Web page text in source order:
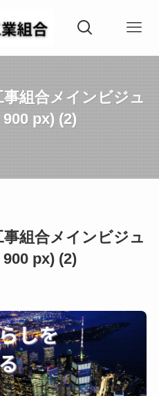
事組合メインビジュ
px) (2)
組合メインビジュ
px) (2)